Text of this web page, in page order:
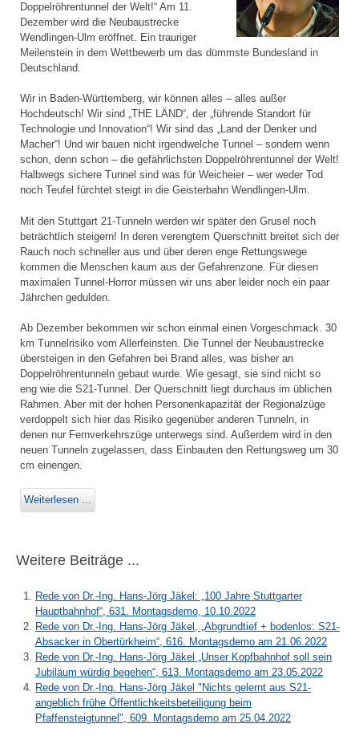
Doppelröhrentunnel der Welt!“ Am 11.
Dezember wird die Neubaustrecke
Wendlingen-Ulm eröffnet. Ein trauriger
Meilenstein in dem Wettbewerb um das dümmste Bundesland in
Deutschland.
Wir in Baden-Württemberg, wir können alles – alles außer
Hochdeutsch! Wir sind „THE LÄND“, der „führende Standort für
Technologie und Innovation“! Wir sind das „Land der Denker und
Macher“! Und wir bauen nicht irgendwelche Tunnel – sondern wenn
schon, denn schon – die gefährlichsten Doppelröhrentunnel der Welt!
Halbwegs sichere Tunnel sind was für Weicheier – wer weder Tod
noch Teufel fürchtet steigt in die Geisterbahn Wendlingen-Ulm.
Mit den Stuttgart 21-Tunneln werden wir später den Grusel noch
beträchtlich steigern! In deren verengtem Querschnitt breitet sich der
Rauch noch schneller aus und über deren enge Rettungswege
kommen die Menschen kaum aus der Gefahrenzone. Für diesen
maximalen Tunnel-Horror müssen wir uns aber leider noch ein paar
Jährchen gedulden.
Ab Dezember bekommen wir schon einmal einen Vorgeschmack. 30
km Tunnelrisiko vom Allerfeinsten. Die Tunnel der Neubaustrecke
übersteigen in den Gefahren bei Brand alles, was bisher an
Doppelröhrentunneln gebaut wurde. Wie gesagt, sie sind nicht so
eng wie die S21-Tunnel. Der Querschnitt liegt durchaus im üblichen
Rahmen. Aber mit der hohen Personenkapazität der Regionalzüge
verdoppelt sich hier das Risiko gegenüber anderen Tunneln, in
denen nur Fernverkehrszüge unterwegs sind. Außerdem wird in den
neuen Tunneln zugelassen, dass Einbauten den Rettungsweg um 30
cm einengen.
Weiterlesen ...
Weitere Beiträge ...
Rede von Dr.-Ing. Hans-Jörg Jäkel: „100 Jahre Stuttgarter
Hauptbahnhof“, 631. Montagsdemo, 10.10.2022
Rede von Dr.-Ing. Hans-Jörg Jäkel, „Abgrundtief + bodenlos: S21-
Absacker in Obertürkheim“, 616. Montagsdemo am 21.06.2022
Rede von Dr.-Ing. Hans-Jörg Jäkel „Unser Kopfbahnhof soll sein
Jubiläum würdig begehen“, 613. Montagsdemo am 23.05.2022
Rede von Dr.-Ing. Hans-Jörg Jäkel "Nichts gelernt aus S21-
angeblich frühe Öffentlichkeitsbeteiligung beim
Pfaffensteigtunnel", 609. Montagsdemo am 25.04.2022